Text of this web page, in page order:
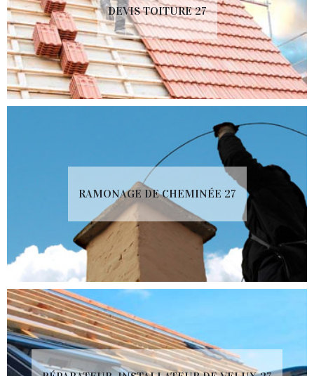
DEVIS TOITURE 27
RAMONAGE DE CHEMINÉE 27